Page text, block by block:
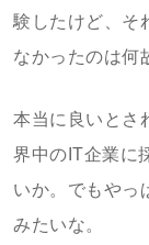
験したけど、そ
なかったのは何
本当に良いとさ
界中のIT企業に
いか。でもやっ
みたいな。